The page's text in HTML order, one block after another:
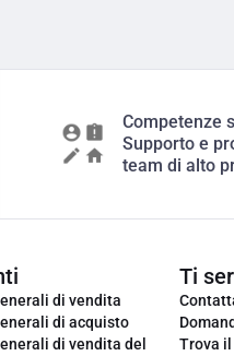
Competenze
Supporto e
team di alto
di vendita
di acquisto
di vendita del
Ti
Trova